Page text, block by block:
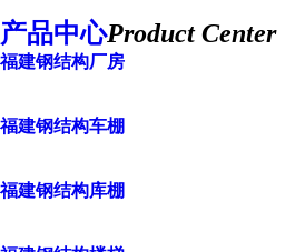
产品中心Product Center
福建钢结构厂房
福建钢结构车棚
福建钢结构库棚